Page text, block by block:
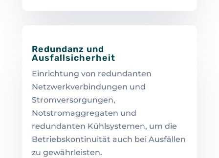
Redundanz und
Ausfallsicherheit
Einrichtung von redundanten
Netzwerkverbindungen und
Stromversorgungen,
Notstromaggregaten und
redundanten Kühlsystemen, um die
Betriebskontinuität auch bei Ausfällen
zu gewährleisten.